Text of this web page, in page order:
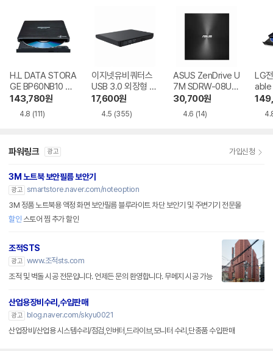
H.L DATA STORA
GE BP60NB10 블
루레이 외장ODD
143,780원
4.8 (111)
이지넷유비쿼터스
USB 3.0 외장형 D
VD-RW NEXT-20
0DVD-RW
17,600원
4.5 (355)
ASUS ZenDrive U
7M SDRW-08U7
M-U-B
30,700원
4.6 (14)
LG
able
파워링크 광고 가입신청
3M 노트북 보안필름 보안기
광고 smartstore.naver.com/noteoption
3M 정품 노트북용 액정 화면 보안필름 블루라이트 차단 보안기 및 주변기기 전문몰
할인 스토어 찜 추가 할인
조적STS
광고 www.조적sts.com
조적 및 벽돌 시공 전문입니다. 언제든 문의 환영합니다. 무메지 시공 가능
산업용장비수리,수입판매
광고
blog.naver.com/skyu0021
산업장비/산업용 시스템수리/점검,인버터,드라이브,모니터 수리,단종품 수입판매